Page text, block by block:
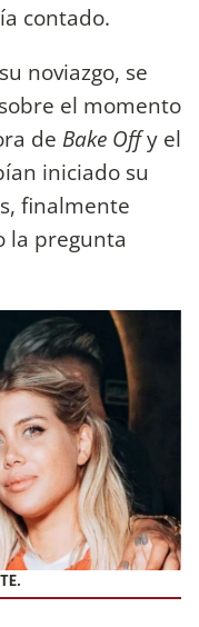
contado.
noviazgo, se
el momento
de Bake Offy el
iniciado su
finalmente
la pregunta